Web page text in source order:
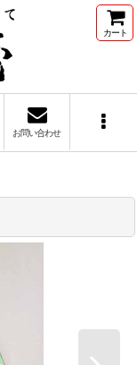
カート
お問い合わせ